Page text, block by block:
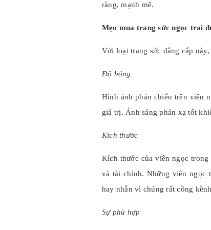
ràng, mạnh mẽ.
Mẹo mua trang sức ngọc trai
Với loại trang sức đẳng cấp
Độ bóng
Hình ảnh phản chiếu trên viên
giá trị. Ánh sáng phản xạ tốt
Kích thước
Kích thước của viên ngọc
và tài chính. Những viên ngọc
hay nhẫn vì chúng rất cồng
Sự phù hợp